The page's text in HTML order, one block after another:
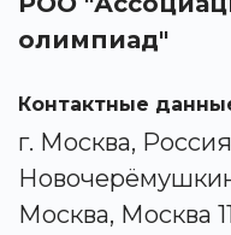
олимпиад"
Контактные
г. Москва,
Москва, Москва